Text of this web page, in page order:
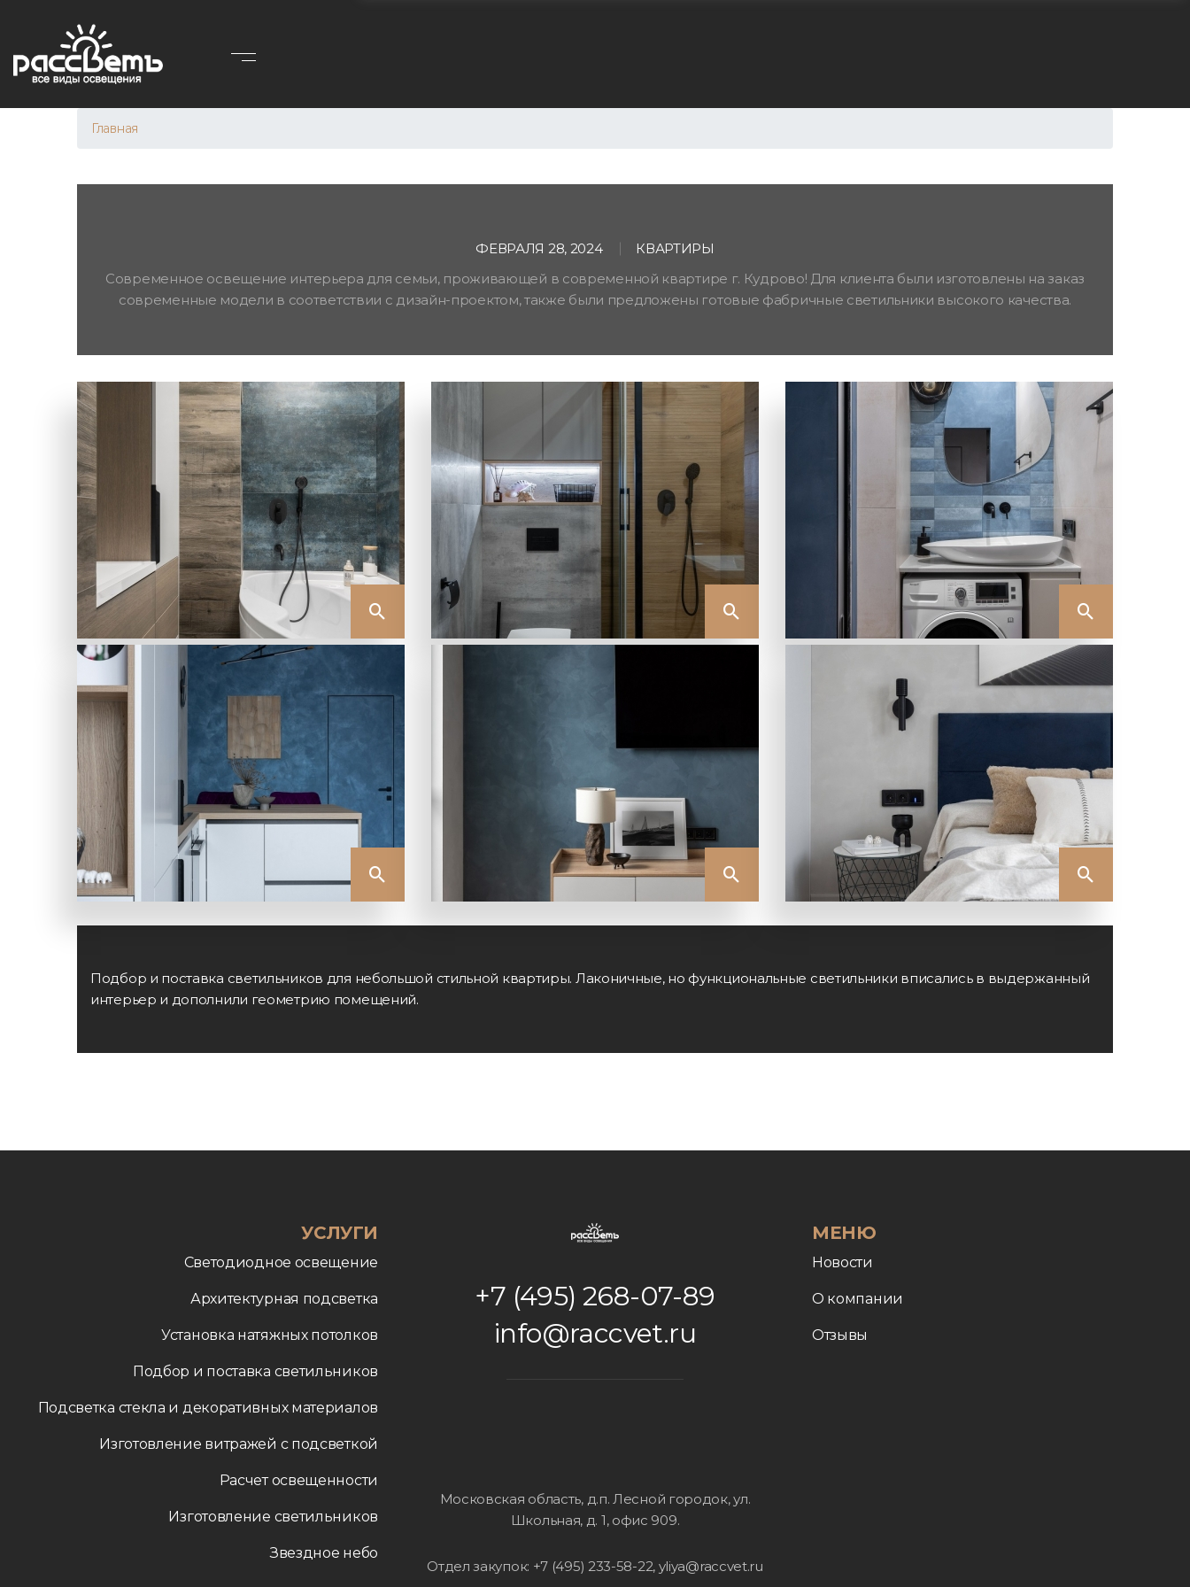
Главная
ФЕВРАЛЯ 28, 2024
КВАРТИРЫ
Современное освещение интерьера для семьи, проживающей в современной квартире г. Кудрово! Для клиента были изготовлены на заказ
современные модели в соответствии с дизайн-проектом, также были предложены готовые фабричные светильники высокого качества.
Подбор и поставка светильников для небольшой стильной квартиры. Лаконичные, но функциональные светильники вписались в выдержанный
интерьер и дополнили геометрию помещений.
УСЛУГИ
Светодиодное освещение
Архитектурная подсветка
Установка натяжных потолков
Подбор и поставка светильников
Подсветка стекла и декоративных материалов
Изготовление витражей с подсветкой
Расчет освещенности
Изготовление светильников
Звездное небо
+7 (495) 268-07-89
info@raccvet.ru
Московская область, д.п. Лесной городок, ул.
Школьная, д. 1, офис 909.
Отдел закупок: +7 (495) 233-58-22, yliya@raccvet.ru
МЕНЮ
Новости
О компании
Отзывы